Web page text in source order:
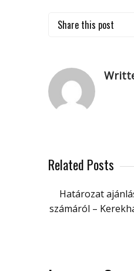
Share this post
Related Posts
Határozat
számáról –